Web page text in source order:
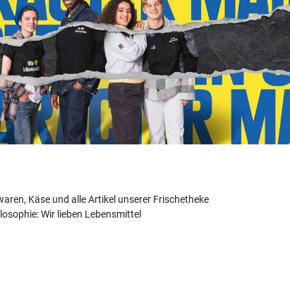
Käse und alle Artikel unserer Frischetheke
Wir lieben Lebensmittel